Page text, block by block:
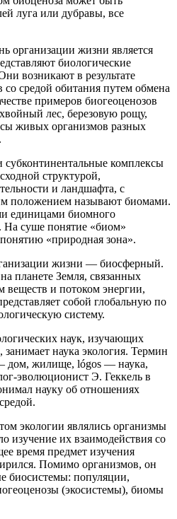
луга или дубравы, все
организации жизни является
биологические
возникают в результате
со средой обитания путем обмена
примеров биогеоценозов
лес, березовую рощу,
живых организмов разных
комплексы
структурой,
и ландшафта, с
положением называют биомами.
единицами биомного
На суше понятие «биом»
«природная зона».
жизни — биосферный.
планете Земля, связанных
и потоком энергии,
собой глобальную по
систему.
наук, изучающих
наука экология. Термин
дом, жилище, lógos — наука,
эволюционист Э. Геккель в
науку об отношениях
экологии являлись организмы
изучение их взаимодействия со
время предмет изучения
Помимо организмов, он
биосистемы: популяции,
(экосистемы), биомы